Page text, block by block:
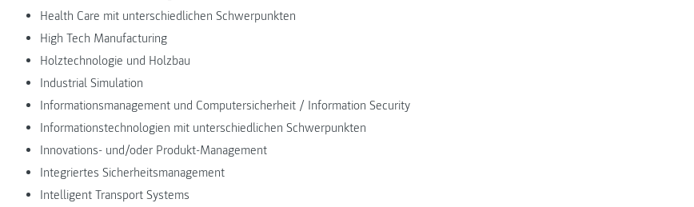
Health Care mit unterschiedlichen Schwerpunkten
High Tech Manufacturing
Holztechnologie und Holzbau
Industrial Simulation
Informationsmanagement und Computersicherheit / Information Security
Informationstechnologien mit unterschiedlichen Schwerpunkten
Innovations- und/oder Produkt-Management
Integriertes Sicherheitsmanagement
Intelligent Transport Systems